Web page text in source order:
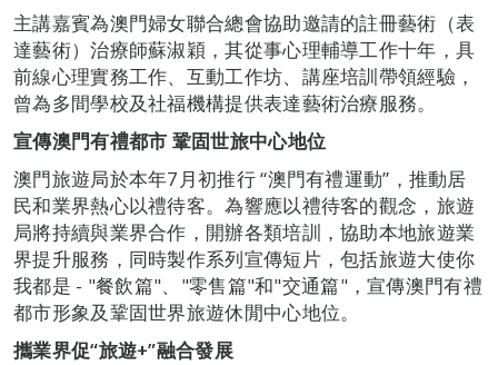
主講嘉賓為澳門婦女聯合總會協助邀請的註冊藝術（表
達藝術）治療師蘇淑穎，其從事心理輔導工作十年，具
前線心理實務工作、互動工作坊、講座培訓帶領經驗，
曾為多間學校及社福機構提供表達藝術治療服務。
宣傳澳門有禮都市 鞏固世旅中心地位
澳門旅遊局於本年7月初推行 “澳門有禮運動”，推動居
民和業界熱心以禮待客。為響應以禮待客的觀念，旅遊
局將持續與業界合作，開辦各類培訓，協助本地旅遊業
界提升服務，同時製作系列宣傳短片，包括旅遊大使你
我都是 - "餐飲篇"、"零售篇"和"交通篇"，宣傳澳門有禮
都市形象及鞏固世界旅遊休閒中心地位。
攜業界促“旅遊+”融合發展